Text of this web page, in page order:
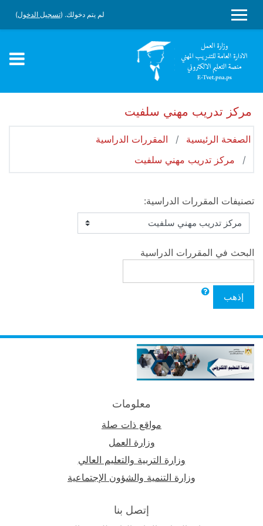
واجهة جانبية
لم يتم دخولك. (تسجيل الدخول)
مركز تدريب مهني سلفيت
الصفحة الرئيسية
المقررات الدراسية
مركز تدريب مهني سلفيت
تصنيفات المقررات الدراسية:
البحث في المقررات الدراسية
إذهب
معلومات
مواقع ذات صلة
وزارة العمل
وزارة التربية والتعليم العالي
وزارة التنمية والشؤون الإجتماعية
إتصل بنا